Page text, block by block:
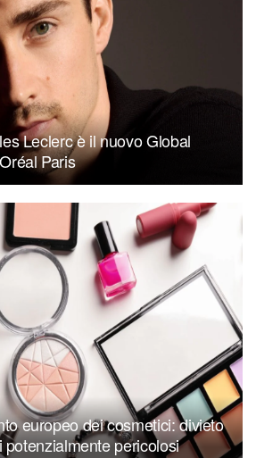
Leclerc è il nuovo Global
Paris
europeo dei cosmetici: divieto
potenzialmente pericolosi